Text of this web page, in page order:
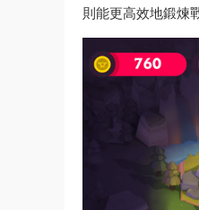
則能更高效地鍛煉